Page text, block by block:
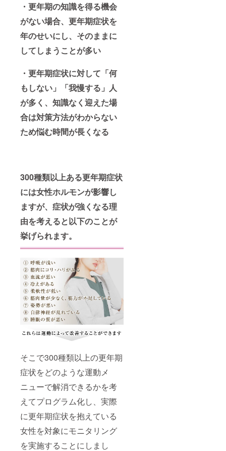
・更年期の知識を得る機会
がない場合、更年期症状を
年のせいにし、そのままに
してしまうことが多い
・更年期症状に対して「何
もしない」「我慢する」人
が多く、知識なく迎えた場
合は対策方法がわからない
ため悩む時間が長くなる
300種類以上ある更年期症状
には女性ホルモンが影響し
ますが、症状が強くなる理
由を考えると以下のことが
挙げられます。
そこで300種類以上の更年期
症状をどのような運動メ
ニューで解消できるかを考
えてプログラム化し、実際
に更年期症状を抱えている
女性を対象にモニタリング
を実施することにしまし